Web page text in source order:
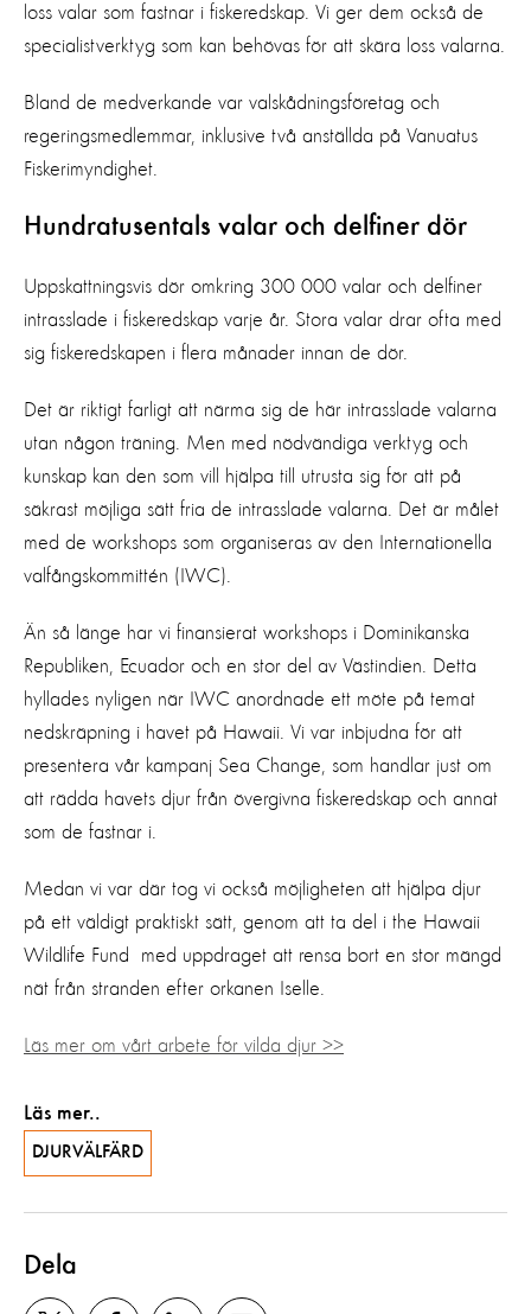
loss valar som fastnar i fiskeredskap. Vi ger dem också de
specialistverktyg som kan behövas för att skära loss valarna.
Bland de medverkande var valskådningsföretag och
regeringsmedlemmar, inklusive två anställda på Vanuatus
Fiskerimyndighet.
Hundratusentals valar och delfiner dör
Uppskattningsvis dör omkring 300 000 valar och delfiner
intrasslade i fiskeredskap varje år. Stora valar drar ofta med
sig fiskeredskapen i flera månader innan de dör.
Det är riktigt farligt att närma sig de här intrasslade valarna
utan någon träning. Men med nödvändiga verktyg och
kunskap kan den som vill hjälpa till utrusta sig för att på
säkrast möjliga sätt fria de intrasslade valarna. Det är målet
med de workshops som organiseras av den Internationella
valfångskommittén (IWC).
Än så länge har vi finansierat workshops i Dominikanska
Republiken, Ecuador och en stor del av Västindien. Detta
hyllades nyligen när IWC anordnade ett möte på temat
nedskräpning i havet på Hawaii. Vi var inbjudna för att
presentera vår kampanj Sea Change, som handlar just om
att rädda havets djur från övergivna fiskeredskap och annat
som de fastnar i.
Medan vi var där tog vi också möjligheten att hjälpa djur
på ett väldigt praktiskt sätt, genom att ta del i the Hawaii
Wildlife Fund med uppdraget att rensa bort en stor mängd
nät från stranden efter orkanen Iselle.
Läs mer om vårt arbete för vilda djur >>
Läs mer..
DJURVÄLFÄRD
Dela